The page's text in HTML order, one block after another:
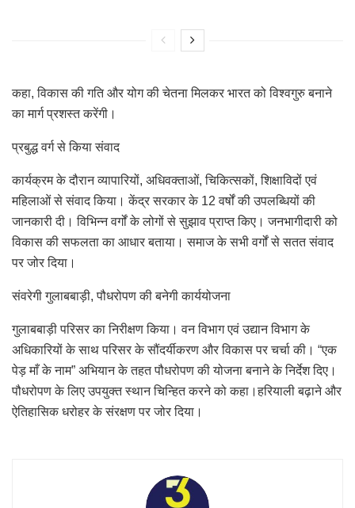
कहा, विकास की गति और योग की चेतना मिलकर भारत को विश्वगुरु बनाने
का मार्ग प्रशस्त करेंगी।
प्रबुद्ध वर्ग से किया संवाद
कार्यक्रम के दौरान व्यापारियों, अधिवक्ताओं, चिकित्सकों, शिक्षाविदों एवं
महिलाओं से संवाद किया। केंद्र सरकार के 12 वर्षों की उपलब्धियों की
जानकारी दी। विभिन्न वर्गों के लोगों से सुझाव प्राप्त किए। जनभागीदारी को
विकास की सफलता का आधार बताया। समाज के सभी वर्गों से सतत संवाद
पर जोर दिया।
संवरेगी गुलाबबाड़ी, पौधरोपण की बनेगी कार्ययोजना
गुलाबबाड़ी परिसर का निरीक्षण किया। वन विभाग एवं उद्यान विभाग के
अधिकारियों के साथ परिसर के सौंदर्यीकरण और विकास पर चर्चा की। “एक
पेड़ माँ के नाम” अभियान के तहत पौधरोपण की योजना बनाने के निर्देश दिए।
पौधरोपण के लिए उपयुक्त स्थान चिन्हित करने को कहा।हरियाली बढ़ाने और
ऐतिहासिक धरोहर के संरक्षण पर जोर दिया।